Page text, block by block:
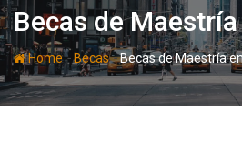
Becas de
Home-Becas-Becas de Maestría